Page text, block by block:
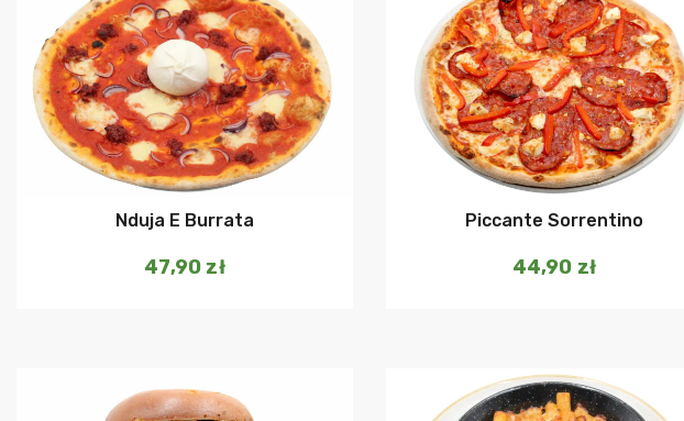
Dodaj do koszyka
Nduja E Burrata
47,90 zł
Dodaj do koszyka
Piccante Sorrentino
44,90 zł